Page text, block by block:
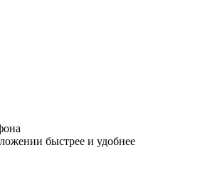
быстрее и удобнее